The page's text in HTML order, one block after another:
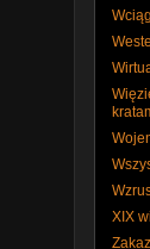
XIX